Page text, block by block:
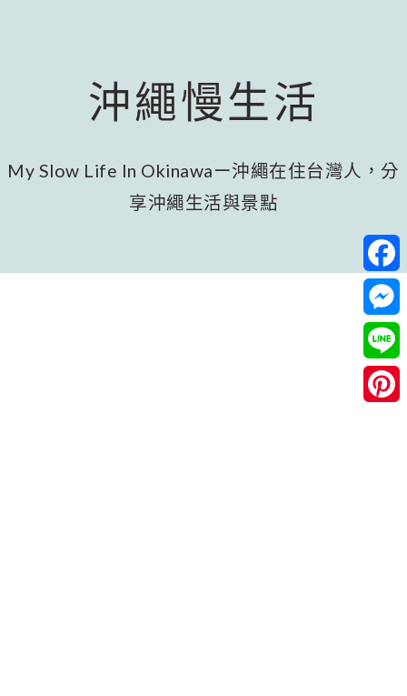
沖繩慢生活
My Slow Life In Okinawaー沖繩在住台灣人，分
享沖繩生活與景點
Line